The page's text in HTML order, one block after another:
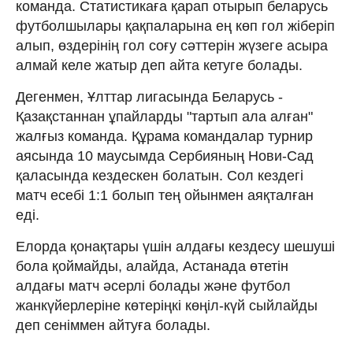
команда. Статистикаға қарап отырып беларусь
футболшылары қақпаларына ең көп гол жіберіп
алып, өздерінің гол соғу сәттерін жүзеге асыра
алмай келе жатыр деп айта кетуге болады.
Дегенмен, Ұлттар лигасында Беларусь -
Қазақстаннан ұпайларды "тартып ала алған"
жалғыз команда. Құрама командалар турнир
аясында 10 маусымда Сербияның Нови-Сад
қаласында кездескен болатын. Сол кездегі
матч есебі 1:1 болып тең ойынмен аяқталған
еді.
Елорда қонақтары үшін алдағы кездесу шешуші
бола қоймайды, алайда, Астанада өтетін
алдағы матч әсерлі болады және футбол
жанкүйерлеріне көтеріңкі көңіл-күй сыйлайды
деп сеніммен айтуға болады.